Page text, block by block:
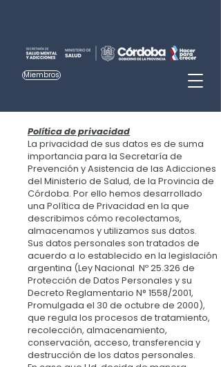
Miembros
Política de privacidad
La privacidad de sus datos es de suma
importancia para la Secretaría de
Prevención y Asistencia de las Adicciones
del Ministerio de Salud, de la Provincia de
Córdoba. Por ello hemos desarrollado
una Política de Privacidad en la que
describimos cómo recolectamos,
almacenamos y utilizamos sus datos.
Sus datos personales son tratados de
acuerdo a lo establecido en la legislación
argentina (Ley Nacional Nº 25.326 de
Protección de Datos Personales y su
Decreto Reglamentario N° 1558/2001,
Promulgada el 30 de octubre de 2000),
que regula los procesos de tratamiento,
recolección, almacenamiento,
conservación, acceso, transferencia y
destrucción de los datos personales.